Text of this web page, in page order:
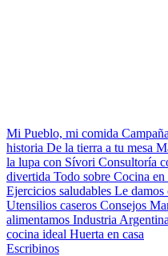
Mi Pueblo, mi comida
historia De la tierra a tu mesa
la lupa con Sívori Consultoría
divertida Todo sobre Cocina
Ejercicios saludables Le damos
Utensilios caseros Consejos
alimentamos Industria Argentina
cocina ideal Huerta en casa
Escribinos